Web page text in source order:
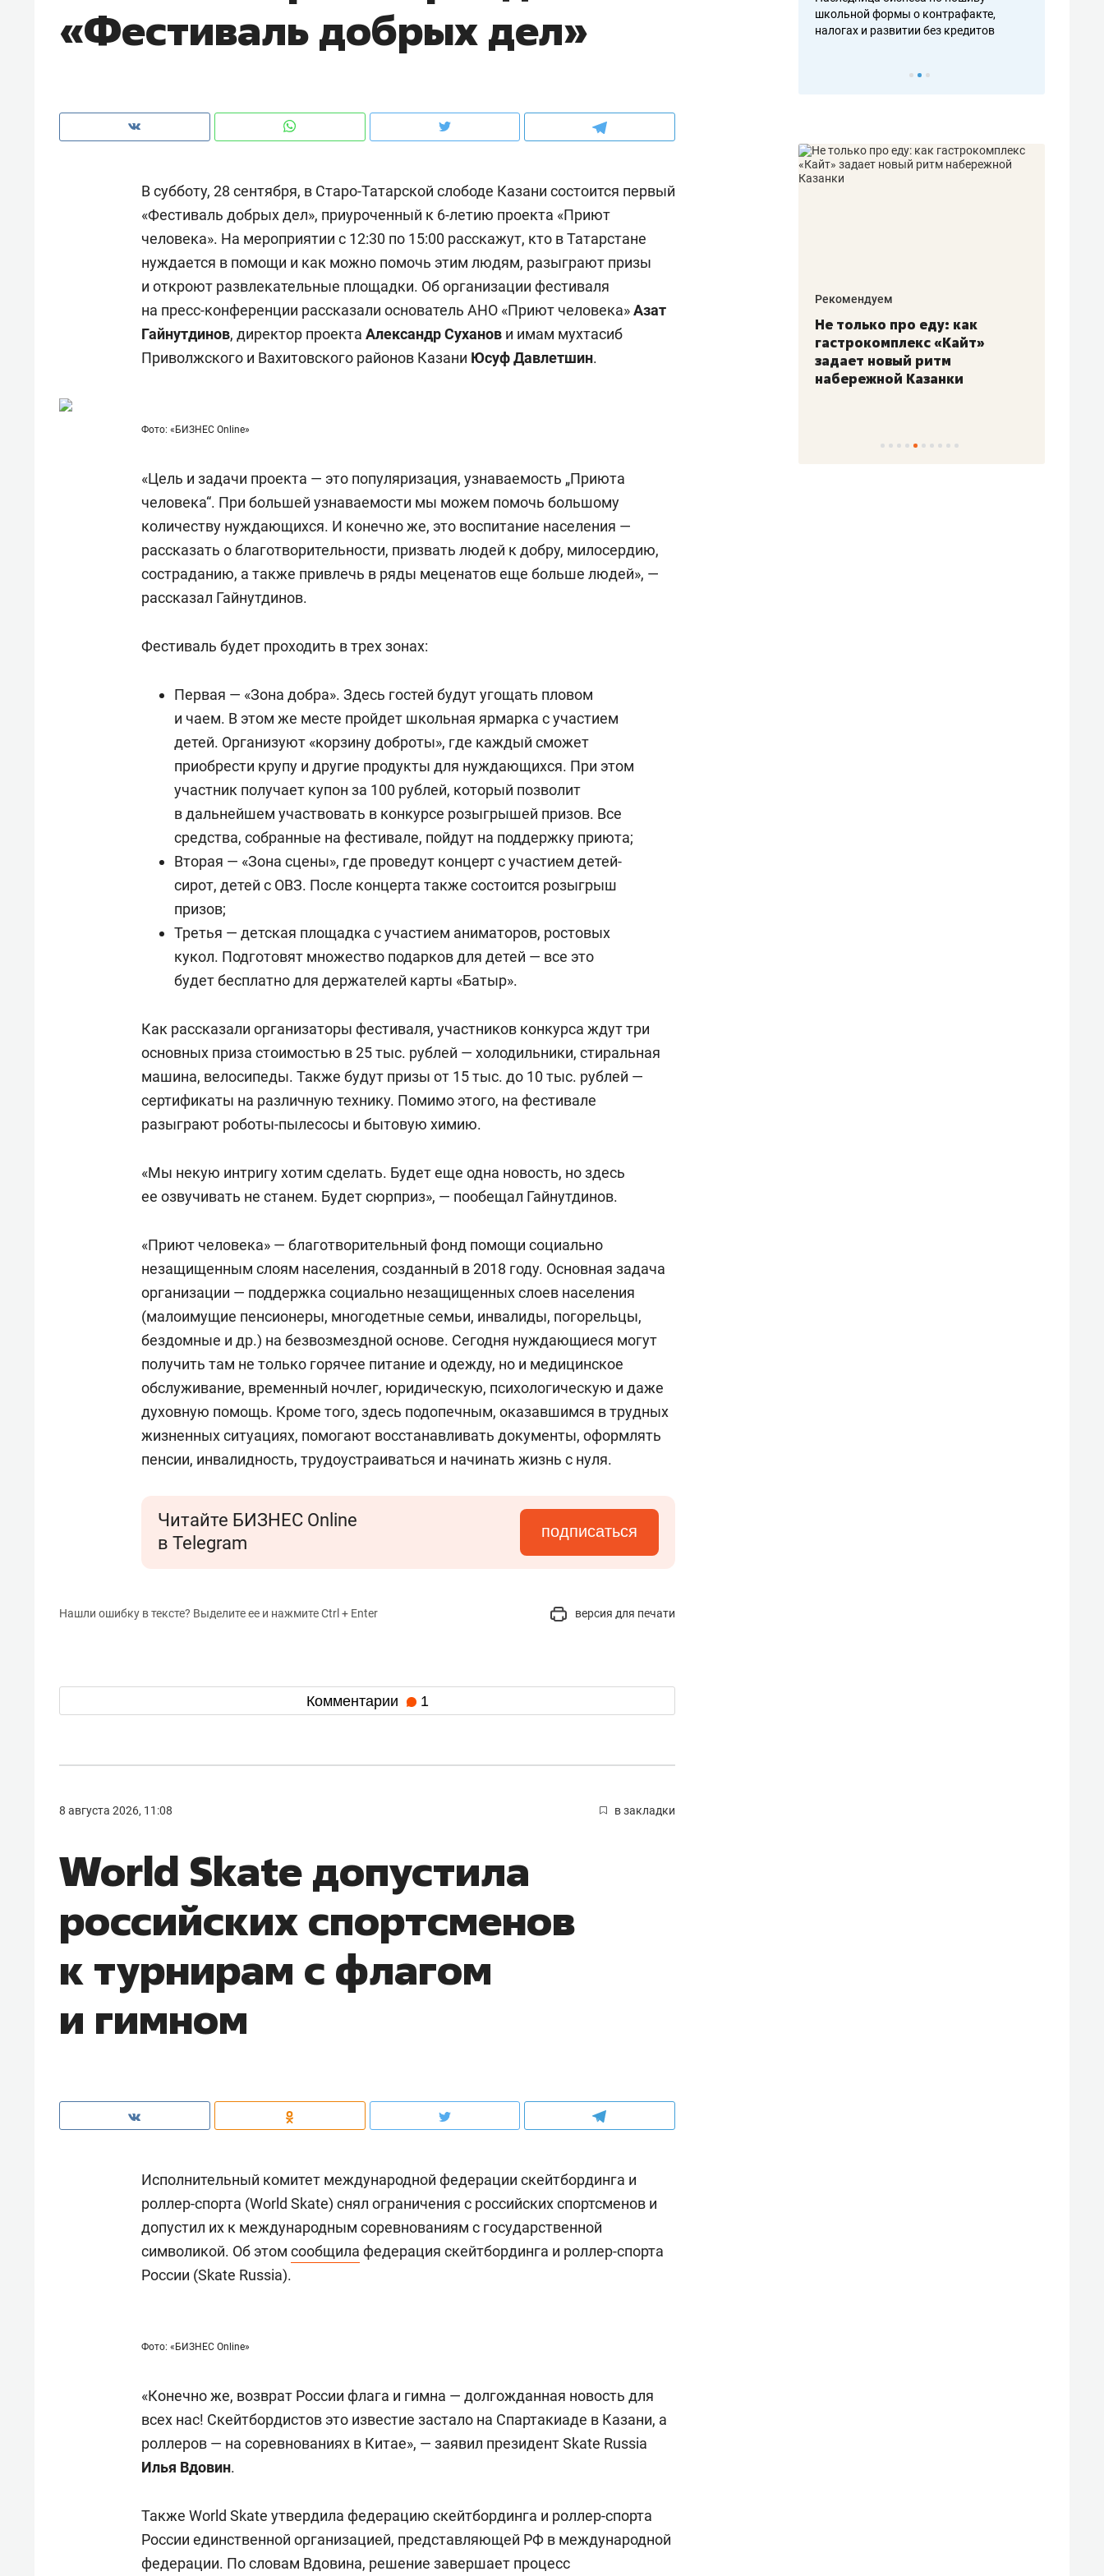
«Фестиваль добрых дел»
В субботу, 28 сентября, в Старо-Татарской слободе Казани состоится первый
«Фестиваль добрых дел», приуроченный к 6-летию проекта «Приют
человека». На мероприятии с 12:30 по 15:00 расскажут, кто в Татарстане
нуждается в помощи и как можно помочь этим людям, разыграют призы
и откроют развлекательные площадки. Об организации фестиваля
на пресс-конференции рассказали основатель АНО «Приют человека»Азат
Гайнутдинов, директор проекта Александр Суханов и имам мухтасиб
Приволжского и Вахитовского районов Казани Юсуф Давлетшин.
Фото: «БИЗНЕС Online»
«Цель и задачи проекта — это популяризация, узнаваемость „Приюта
человека“. При большей узнаваемости мы можем помочь большому
количеству нуждающихся. И конечно же, это воспитание населения —
рассказать о благотворительности, призвать людей к добру, милосердию,
состраданию, а также привлечь в ряды меценатов еще больше людей», —
рассказал Гайнутдинов.
Фестиваль будет проходить в трех зонах:
Первая — «Зона добра». Здесь гостей будут угощать пловом
и чаем. В этом же месте пройдет школьная ярмарка с участием
детей. Организуют «корзину доброты», где каждый сможет
приобрести крупу и другие продукты для нуждающихся. При этом
участник получает купон за 100 рублей, который позволит
в дальнейшем участвовать в конкурсе розыгрышей призов. Все
средства, собранные на фестивале, пойдут на поддержку приюта;
Вторая — «Зона сцены», где проведут концерт с участием детей-
сирот, детей с ОВЗ. После концерта также состоится розыгрыш
призов;
Третья — детская площадка с участием аниматоров, ростовых
кукол. Подготовят множество подарков для детей — все это
будет бесплатно для держателей карты «Батыр».
Как рассказали организаторы фестиваля, участников конкурса ждут три
основных приза стоимостью в 25 тыс. рублей — холодильники, стиральная
машина, велосипеды. Также будут призы от 15 тыс. до 10 тыс. рублей —
сертификаты на различную технику. Помимо этого, на фестивале
разыграют роботы-пылесосы и бытовую химию.
«Мы некую интригу хотим сделать. Будет еще одна новость, но здесь
ее озвучивать не станем. Будет сюрприз», — пообещал Гайнутдинов.
«Приют человека» — благотворительный фонд помощи социально
незащищенным слоям населения, созданный в 2018 году. Основная задача
организации — поддержка социально незащищенных слоев населения
(малоимущие пенсионеры, многодетные семьи, инвалиды, погорельцы,
бездомные и др.) на безвозмездной основе. Сегодня нуждающиеся могут
получить там не только горячее питание и одежду, но и медицинское
обслуживание, временный ночлег, юридическую, психологическую и даже
духовную помощь. Кроме того, здесь подопечным, оказавшимся в трудных
жизненных ситуациях, помогают восстанавливать документы, оформлять
пенсии, инвалидность, трудоустраиваться и начинать жизнь с нуля.
Читайте БИЗНЕС Online
в Telegram
подписаться
Нашли ошибку в тексте? Выделите ее и нажмите Ctrl + Enter версия для печати
Комментарии 1
8 августа 2026, 11:08 в закладки
World Skate допустила
российских спортсменов
к турнирам с флагом
и гимном
Исполнительный комитет международной федерации скейтбординга и
роллер-спорта (World Skate) снял ограничения с российских спортсменов и
допустил их к международным соревнованиям с государственной
символикой. Об этом сообщила федерация скейтбординга и роллер-спорта
России (Skate Russia).
Фото: «БИЗНЕС Online»
«Конечно же, возврат России флага и гимна — долгожданная новость для
всех нас! Скейтбордистов это известие застало на Спартакиаде в Казани, а
роллеров — на соревнованиях в Китае», — заявил президент Skate Russia
Илья Вдовин.
Также World Skate утвердила федерацию скейтбординга и роллер-спорта
России единственной организацией, представляющей РФ в международной
федерации. По словам Вдовина, решение завершает процесс
рынки, почему надо знать аксакалов и
чем интересен Оман?
школьной формы о контрафакте,
налогах и развитии без кредитов
Опыт выживания в дикой
природе, работа
с ментальным и физическим
Мексика, рок-концерт
и вагон с чак-чаком: как
в Менделеевске прошла
«Прорывы случались каждые
30 метров»: как «Водоканал»
лечит подземные артерии
Рекомендуем
Не только про еду: как
гастрокомплекс «Кайт»
задает новый ритм
набережной Казанки